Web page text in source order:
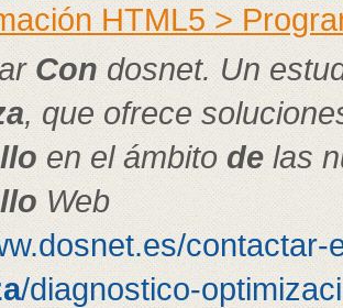
HTML5 >
Condosnet. Un
, que ofrece
en el ámbitode las
Web
contactar-
/diagnostico-